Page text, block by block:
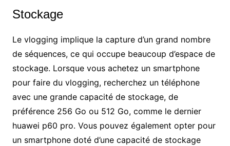
Stockage
Le vlogging implique la capture d’un grand nombre
de séquences, ce qui occupe beaucoup d’espace de
stockage. Lorsque vous achetez un smartphone
pour faire du vlogging, recherchez un téléphone
avec une grande capacité de stockage, de
préférence 256 Go ou 512 Go, comme le dernier
huawei p60 pro. Vous pouvez également opter pour
un smartphone doté d’une capacité de stockage